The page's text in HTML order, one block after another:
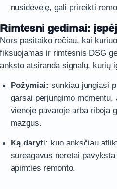
nusidėvėję, gali prireikti
Rimtesni gedimai:
Nors pasitaiko rečiau, kai
fiksuojamas ir rimtesnis DSG
anksto atsiranda signalų, kurių
Požymiai: sunkiau jungiasi
garsai perjungimo momentu,
vienoje pavaroje arba riboja
mazgus.
Ką daryti: kuo anksčiau
sureagavus neretai
apimties remonto.